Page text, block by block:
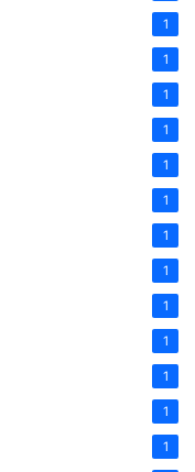
1
1
1
1
1
1
1
1
1
1
1
1
1